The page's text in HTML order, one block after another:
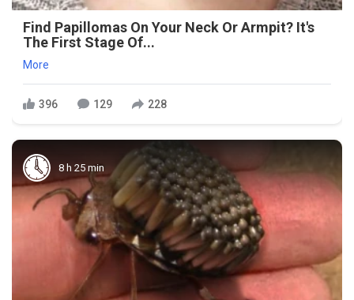
Find Papillomas On Your Neck Or Armpit? It's
The First Stage Of...
More
396 129 228
8 h 25 min